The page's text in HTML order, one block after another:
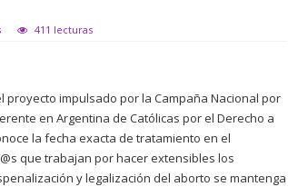
411 lecturas
impulsado por la Campaña Nacional por
en Argentina de Católicas por el Derecho a
la fecha exacta de tratamiento en el
que trabajan por hacer extensibles los
y legalización del aborto se mantenga